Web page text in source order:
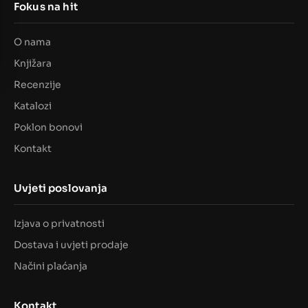
Fokus na hit
O nama
Knjižara
Recenzije
Katalozi
Poklon bonovi
Kontakt
Uvjeti poslovanja
Izjava o privatnosti
Dostava i uvjeti prodaje
Načini plaćanja